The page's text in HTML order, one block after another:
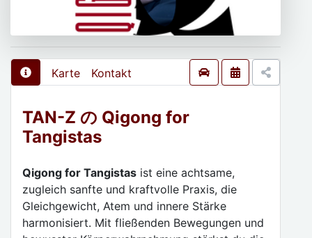
Karte Kontakt
TAN-Z の Qigong for
Tangistas
Qigong for Tangistas ist eine achtsame,
zugleich sanfte und kraftvolle Praxis, die
Gleichgewicht, Atem und innere Stärke
harmonisiert. Mit fließenden Bewegungen und